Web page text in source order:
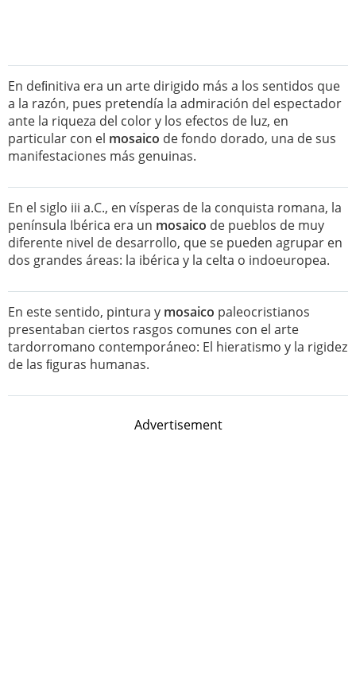
En deﬁnitiva era un arte dirigido más a los sentidos que
a la razón, pues pretendía la admiración del espectador
ante la riqueza del color y los efectos de luz, en
particular con el mosaico de fondo dorado, una de sus
manifestaciones más genuinas.
En el siglo iii a.C., en vísperas de la conquista romana, la
península Ibérica era un mosaico de pueblos de muy
diferente nivel de desarrollo, que se pueden agrupar en
dos grandes áreas: la ibérica y la celta o indoeuropea.
En este sentido, pintura y mosaico paleocristianos
presentaban ciertos rasgos comunes con el arte
tardorromano contemporáneo: El hieratismo y la rigidez
de las ﬁguras humanas.
Advertisement